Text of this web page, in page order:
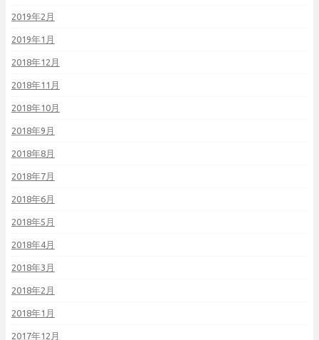
2019年2月
2019年1月
2018年12月
2018年11月
2018年10月
2018年9月
2018年8月
2018年7月
2018年6月
2018年5月
2018年4月
2018年3月
2018年2月
2018年1月
2017年12月